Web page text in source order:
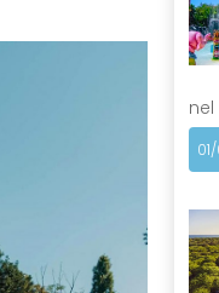
nel